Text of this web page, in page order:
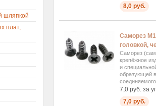
8,0 руб.
Саморез
головкой,
Саморез
крепёжное
и
образующей
7,0 руб. за
7,0 руб.
шляпкой
плат,